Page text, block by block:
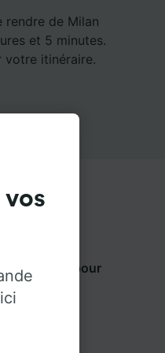
rendre de Milan
et 5 minutes.
itinéraire.
ci-dessous pour